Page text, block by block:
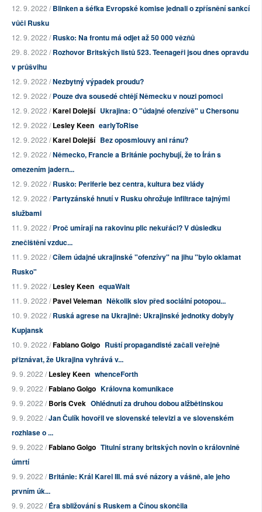
12. 9. 2022 /Blinken a šéfka Evropské komise jednali o zpřísnění sankcí
vůči Rusku
12. 9. 2022 /Rusko: Na frontu má odjet až 50 000 vězňů
29. 8. 2022 /Rozhovor Britských listů 523. Teenageři jsou dnes opravdu
v průšvihu
12. 9. 2022 /Nezbytný výpadek proudu?
12. 9. 2022 /Pouze dva sousedé chtějí Německu v nouzi pomoci
12. 9. 2022 /Karel Dolejší Ukrajina: O "údajné ofenzívě" u Chersonu
12. 9. 2022 /Lesley Keen earlyToRise
12. 9. 2022 /Karel Dolejší Bez oposmlouvy ani ránu?
12. 9. 2022 /Německo, Francie a Británie pochybují, že to Írán s
omezením jadern...
12. 9. 2022 /Rusko: Periferie bez centra, kultura bez vlády
12. 9. 2022 /Partyzánské hnutí v Rusku ohrožuje infiltrace tajnými
službami
11. 9. 2022 /Proč umírají na rakovinu plic nekuřáci? V důsledku
znečištění vzduc...
11. 9. 2022 /Cílem údajné ukrajinské "ofenzívy" na jihu "bylo oklamat
Rusko"
11. 9. 2022 /Lesley Keen equaWait
11. 9. 2022 /Pavel Veleman Několik slov před sociální potopou...
10. 9. 2022 /Ruská agrese na Ukrajině: Ukrajinské jednotky dobyly
Kupjansk
10. 9. 2022 /Fabiano Golgo Ruští propagandisté začali veřejně
přiznávat, že Ukrajina vyhrává v...
9. 9. 2022 /Lesley Keen whenceForth
9. 9. 2022 /Fabiano Golgo Královna komunikace
9. 9. 2022 /Boris Cvek Ohlédnutí za druhou dobou alžbětinskou
9. 9. 2022 /Jan Čulík hovořil ve slovenské televizi a ve slovenském
rozhlase o ...
9. 9. 2022 /Fabiano Golgo Titulní strany britských novin o královnině
úmrtí
9. 9. 2022 /Británie: Král Karel III. má své názory a vášně, ale jeho
prvním úk...
9. 9. 2022 /Éra sbližování s Ruskem a Čínou skončila